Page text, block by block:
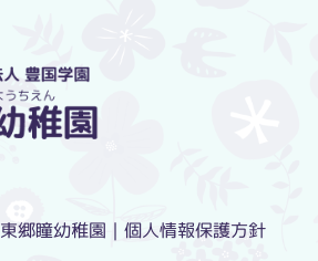
東郷瞳幼稚園 個人情報保護方針